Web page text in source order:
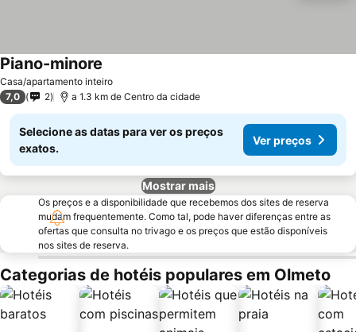
Casa/apartamento inteiro
Piano-minore
7,0 2 a 1.3 km de Centro da cidade
Selecione as datas para ver os preços
exatos.
Ver preços
Mostrar mais
Os preços e a disponibilidade que recebemos dos sites de reserva
mudam frequentemente. Como tal, pode haver diferenças entre as
ofertas que consulta no trivago e os preços que estão disponíveis
nos sites de reserva.
Categorias de hotéis populares em Olmeto